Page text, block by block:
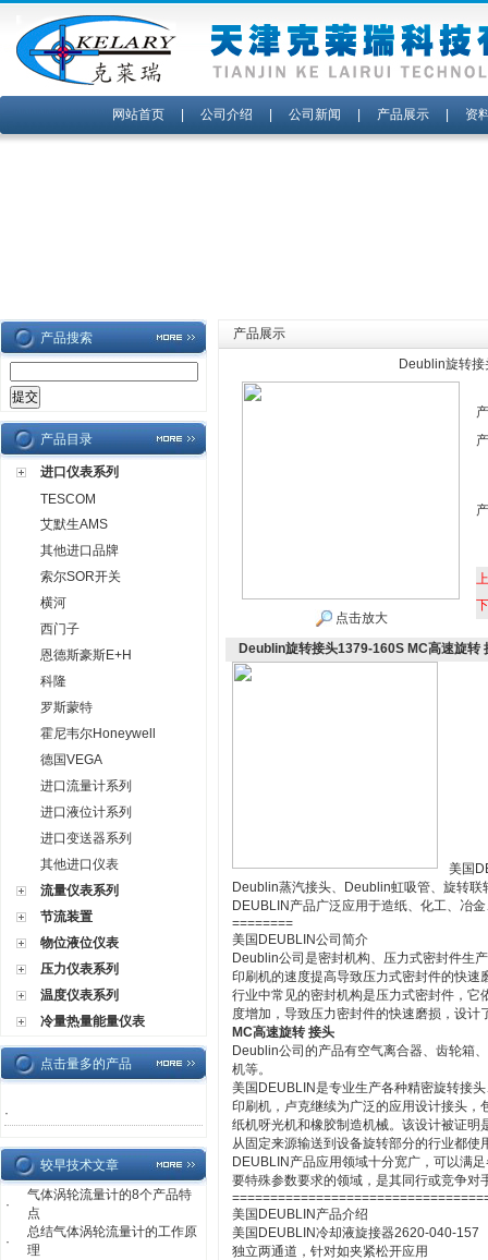
网站首页| 公司介绍 公司新闻 产品展示| 资
产品搜索
产品目录
进口仪表系列
TESCOM
艾默生AMS
其他进口品牌
索尔SOR开关
横河
西门子
恩德斯豪斯E+H
科隆
罗斯蒙特
霍尼韦尔Honeywell
德国VEGA
进口流量计系列
进口液位计系列
进口变送器系列
其他进口仪表
流量仪表系列
节流装置
物位液位仪表
压力仪表系列
温度仪表系列
冷量热量能量仪表
点击量多的产品
·
较早技术文章
·
气体涡轮流量计的8个产品特
点
·
总结气体涡轮流量计的工作原
理
产品展示
Deublin旋转
点击放大
Deublin旋转接头1379-160S MC高速旋转
美国
Deublin蒸汽接头、Deublin虹吸管、旋转联
DEUBLIN产品广泛应用于造纸、化工、冶
========
美国DEUBLIN公司简介
Deublin公司是密封机构、压力式密封件生
印刷机的速度提高导致压力式密封件的快
行业中常见的密封机构是压力式密封件，
度增加，导致压力密封件的快速磨损，设计
MC高速旋转 接头
Deublin公司的产品有空气离合器、齿轮箱
机等。
美国DEUBLIN是专业生产各种精密旋转接
印刷机，卢克继续为广泛的应用设计接头
纸机呀光机和橡胶制造机械。该设计被证
从固定来源输送到设备旋转部分的行业都使
DEUBLIN产品应用领域十分宽广，可以满
要特殊参数要求的领域，是其同行或竞争对
美国DEUBLIN产品介绍
美国DEUBLIN冷却液旋接器2620-040-157
独立两通道，针对如夹紧松开应用